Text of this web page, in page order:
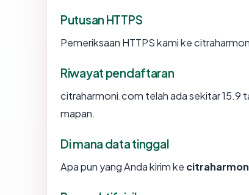
Putusan HTTPS
Pemeriksaan HTTPS kami ke
Riwayat pendaftaran
citraharmoni.com telah ada sekitar 15.9
mapan.
Di mana data tinggal
Apa pun yang Anda kirim ke